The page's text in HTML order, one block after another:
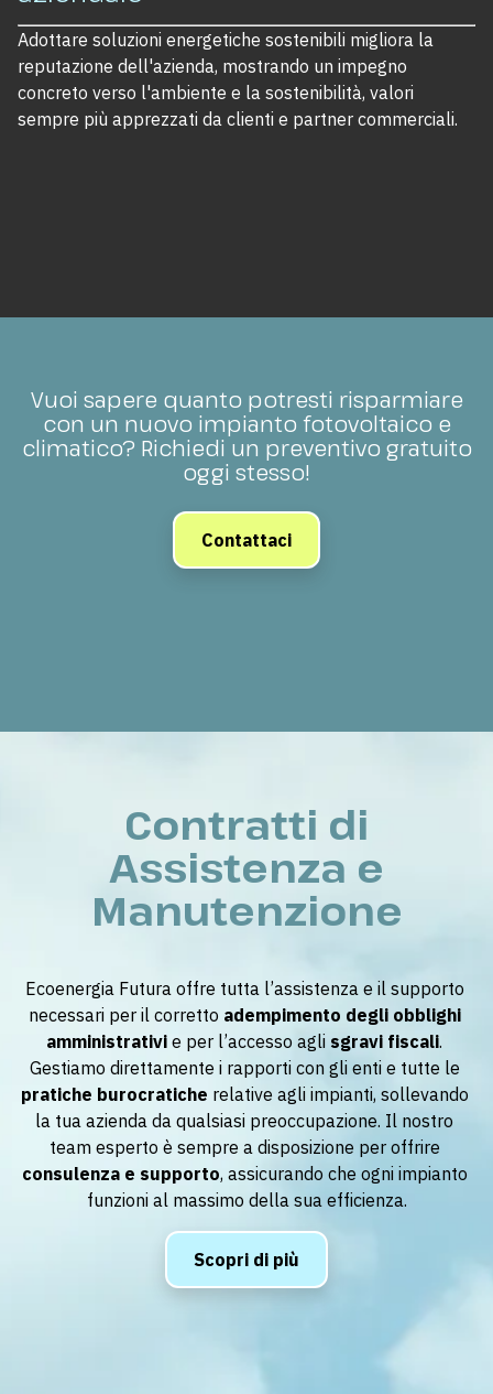
Adottare soluzioni energetiche sostenibili migliora la
reputazione dell'azienda, mostrando un impegno
concreto verso l'ambiente e la sostenibilità, valori
sempre più apprezzati da clienti e partner commerciali.
Vuoi sapere quanto potresti risparmiare
con un nuovo impianto fotovoltaico e
climatico? Richiedi un preventivo gratuito
oggi stesso!
Contattaci
Contratti di
Assistenza e
Manutenzione
Ecoenergia Futura offre tutta l’assistenza e il supporto
necessari per il corretto adempimento degli obblighi
amministrativi e per l’accesso agli sgravi fiscali.
pratiche burocratiche relative agli impianti, sollevando
la tua azienda da qualsiasi preoccupazione. Il nostro
consulenza e supporto, assicurando che ogni impianto
funzioni al massimo della sua efficienza.
Scopri di più